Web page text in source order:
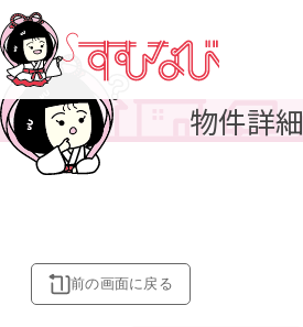
物件詳細
前の画面に戻る